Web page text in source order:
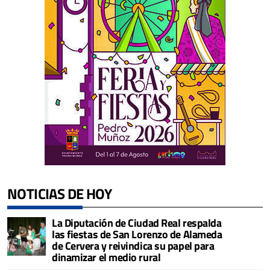
NOTICIAS DE HOY
La Diputación de Ciudad Real respalda
las fiestas de San Lorenzo de Alameda
de Cervera y reivindica su papel para
dinamizar el medio rural